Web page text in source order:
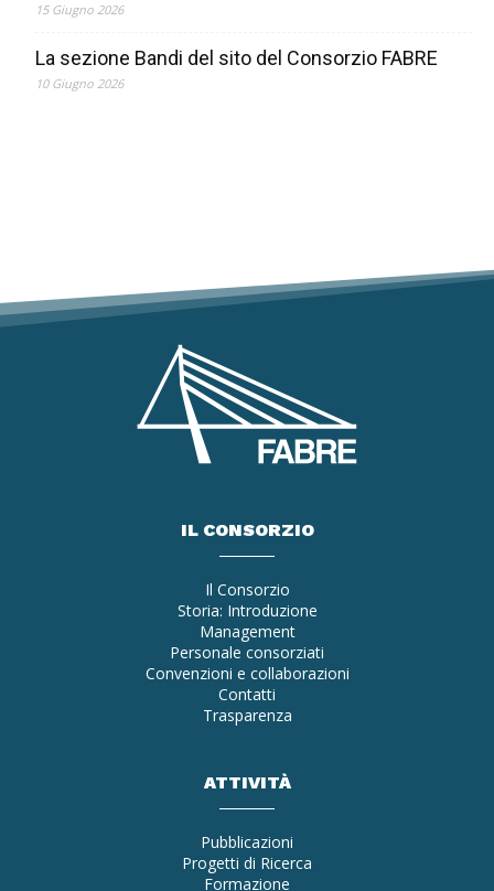
15 Giugno 2026
La sezione Bandi del sito del Consorzio FABRE
10 Giugno 2026
IL CONSORZIO
Il Consorzio
Storia: Introduzione
Management
Personale consorziati
Convenzioni e collaborazioni
Contatti
Trasparenza
ATTIVITÀ
Pubblicazioni
Progetti di Ricerca
Formazione